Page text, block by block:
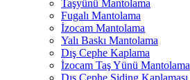
Taşyünü Mantolama
Fugalı Mantolama
İzocam Mantolama
Yalı Baskı Mantolama
Dış Cephe Kaplama
İzocam Taş Yünü Mantolama